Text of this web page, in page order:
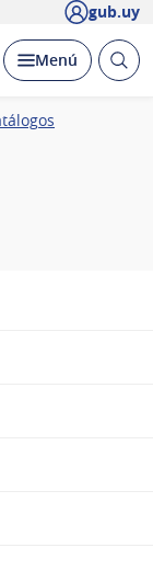
gub.uy
Desplegar
Menú Abrir